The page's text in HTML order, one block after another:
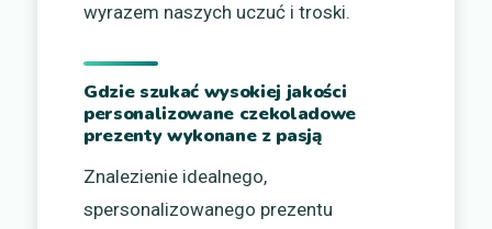
wyrazem naszych uczuć i troski.
Gdzie szukać wysokiej jakości
personalizowane czekoladowe
prezenty wykonane z pasją
Znalezienie idealnego,
spersonalizowanego prezentu